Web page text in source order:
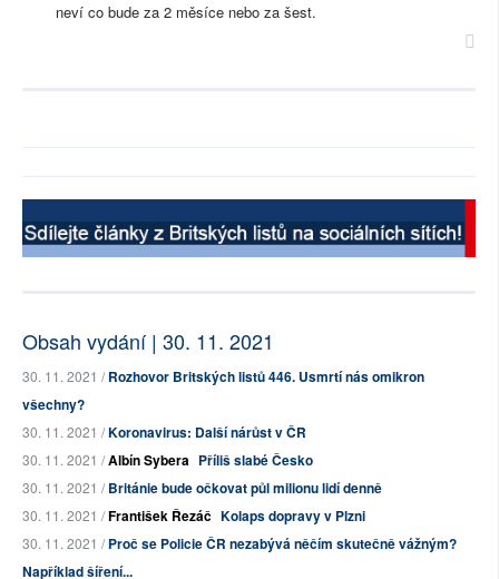
neví co bude za 2 měsíce nebo za šest.
Obsah vydání | 30. 11. 2021
30. 11. 2021 /Rozhovor Britských listů 446. Usmrtí nás omikron
všechny?
30. 11. 2021 /Koronavirus: Další nárůst v ČR
30. 11. 2021 /Albín Sybera Příliš slabé Česko
30. 11. 2021 /Británie bude očkovat půl milionu lidí denně
30. 11. 2021 /František Řezáč Kolaps dopravy v Plzni
30. 11. 2021 /Proč se Policie ČR nezabývá něčím skutečně vážným?
Například šíření...